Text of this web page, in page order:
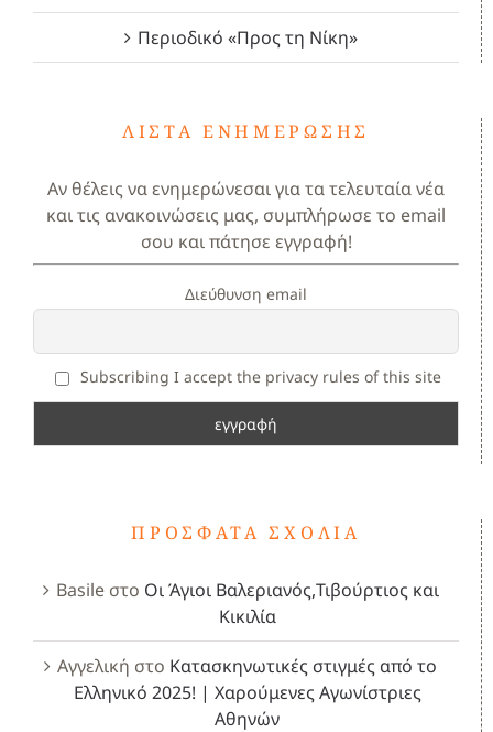
Περιοδικό «Προς τη Νίκη»
ΛΊΣΤΑ ΕΝΗΜΈΡΩΣΗΣ
Αν θέλεις να ενημερώνεσαι για τα τελευταία νέα
και τις ανακοινώσεις μας, συμπλήρωσε το email
σου και πάτησε εγγραφή!
Διεύθυνση email
Subscribing I accept the privacy rules of this site
ΠΡΌΣΦΑΤΑ ΣΧΌΛΙΑ
Basileστο Οι Άγιοι Βαλεριανός,Τιβούρτιος και
Κικιλία
Αγγελική στο Κατασκηνωτικές στιγμές από το
Ελληνικό 2025! | Χαρούμενες Αγωνίστριες
Αθηνών